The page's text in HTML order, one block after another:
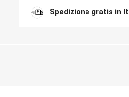
Spedizione gratis in